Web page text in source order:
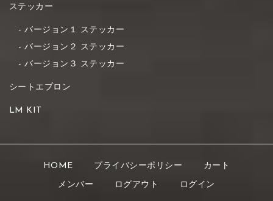
ステッカー
バージョン１ ステッカー
バージョン２ ステッカー
バージョン３ ステッカー
シートエプロン
LM KIT
HOME プライバシーポリシー カート
メンバー ログアウト ログイン